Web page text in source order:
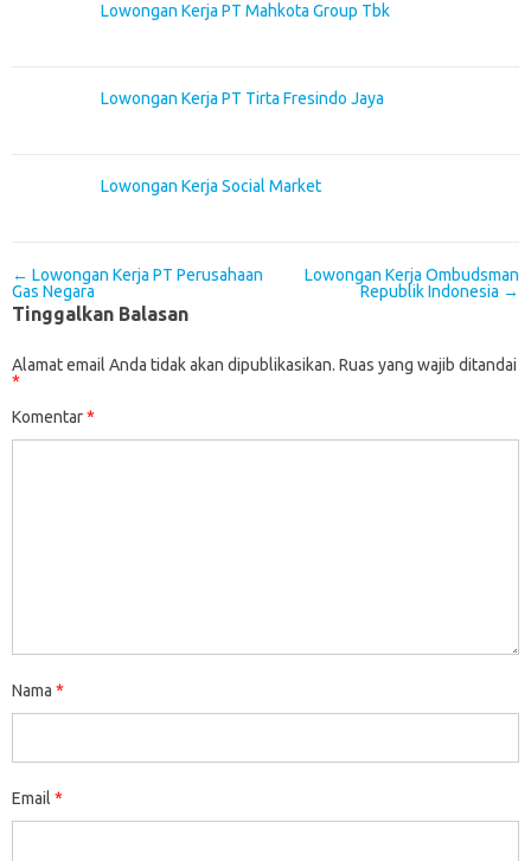
Lowongan Kerja PT Mahkota Group Tbk
Lowongan Kerja PT Tirta Fresindo Jaya
Lowongan Kerja Social Market
Post navigation
← Lowongan Kerja PT Perusahaan
Gas Negara
Lowongan Kerja Ombudsman
Republik Indonesia →
Tinggalkan Balasan
Alamat email Anda tidak akan dipublikasikan. Ruas yang wajib ditandai
*
Komentar*
Nama *
Email *